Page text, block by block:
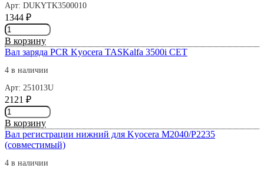
TASKalfa
1800
Арт: DUKYTK3500010
1344 ₽
Количество
товара
Вал
заряда
PCR
TASKalfa
3500i
В корзину
Вал заряда PCR Kyocera TASKalfa 3500i СЕТ
4 в наличии
Арт: 251013U
2121 ₽
Количество
товара
Вал
заряда
PCR
Kyocera
В корзину
Вал регистрации нижний для Kyocera M2040/P2235
(совместимый)
4 в наличии